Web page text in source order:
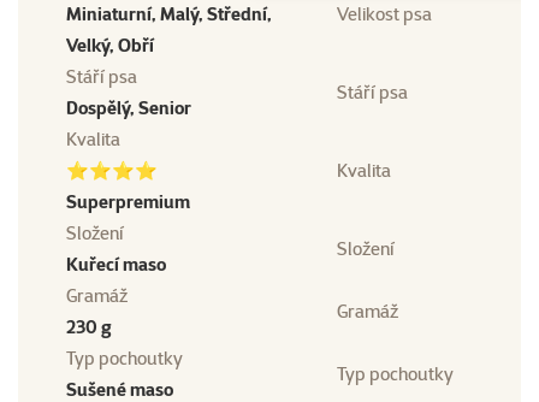
Miniaturní, Malý, Střední,
Velký, Obří
Velikost psa
Stáří psa
Dospělý, Senior
Stáří psa
Kvalita
⭐⭐⭐⭐
Superpremium
Kvalita
Složení
Kuřecí maso
Složení
Gramáž
230 g
Gramáž
Typ pochoutky
Sušené maso
Typ pochoutky